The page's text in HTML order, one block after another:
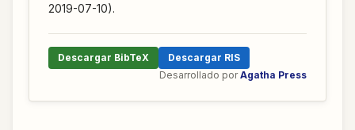
2019-07-10).
Descargar BibTeX
Descargar RIS
Desarrollado por Agatha Press